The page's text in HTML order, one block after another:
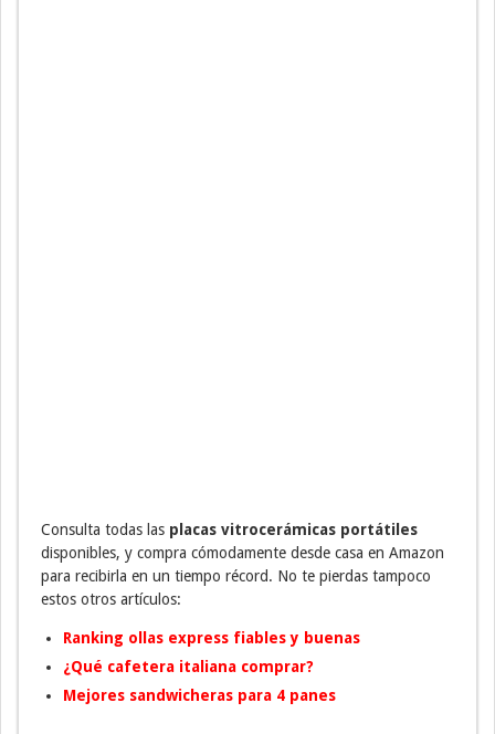
Consulta todas las placas vitrocerámicas portátiles
disponibles, y compra cómodamente desde casa en Amazon
para recibirla en un tiempo récord. No te pierdas tampoco
estos otros artículos:
Ranking ollas express fiables y buenas
¿Qué cafetera italiana comprar?
Mejores sandwicheras para 4 panes